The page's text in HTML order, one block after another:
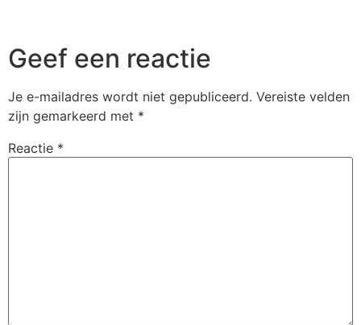
Geef een reactie
Je e-mailadres wordt niet gepubliceerd. Vereiste velden
zijn gemarkeerd met *
Reactie *